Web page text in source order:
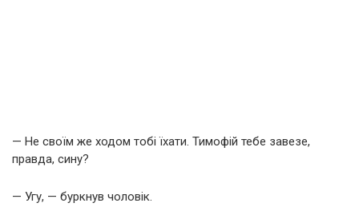
— Не своїм же ходом тобі їхати. Тимофій тебе завезе,
правда, сину?
— Угу, — буркнув чоловік.